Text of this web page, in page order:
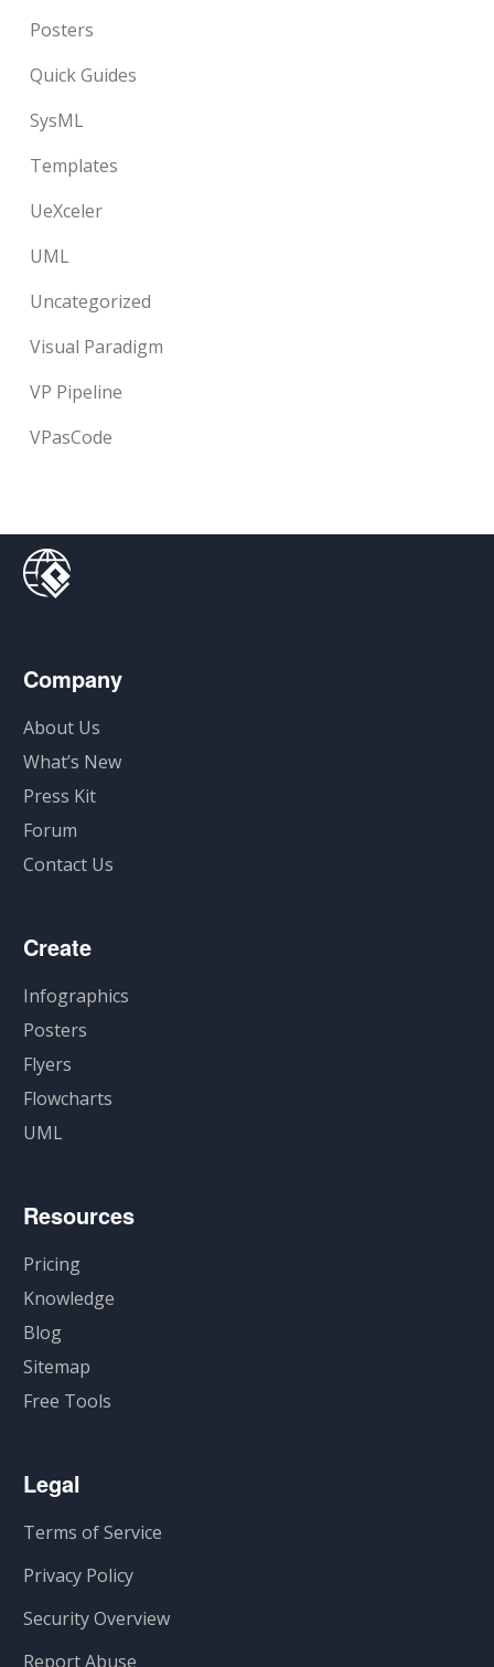
Posters
Quick Guides
SysML
Templates
UeXceler
UML
Uncategorized
Visual Paradigm
VP Pipeline
VPasCode
Company
About Us
What’s New
Press Kit
Forum
Contact Us
Create
Infographics
Posters
Flyers
Flowcharts
UML
Resources
Pricing
Knowledge
Blog
Sitemap
Free Tools
Legal
Terms of Service
Privacy Policy
Security Overview
Report Abuse